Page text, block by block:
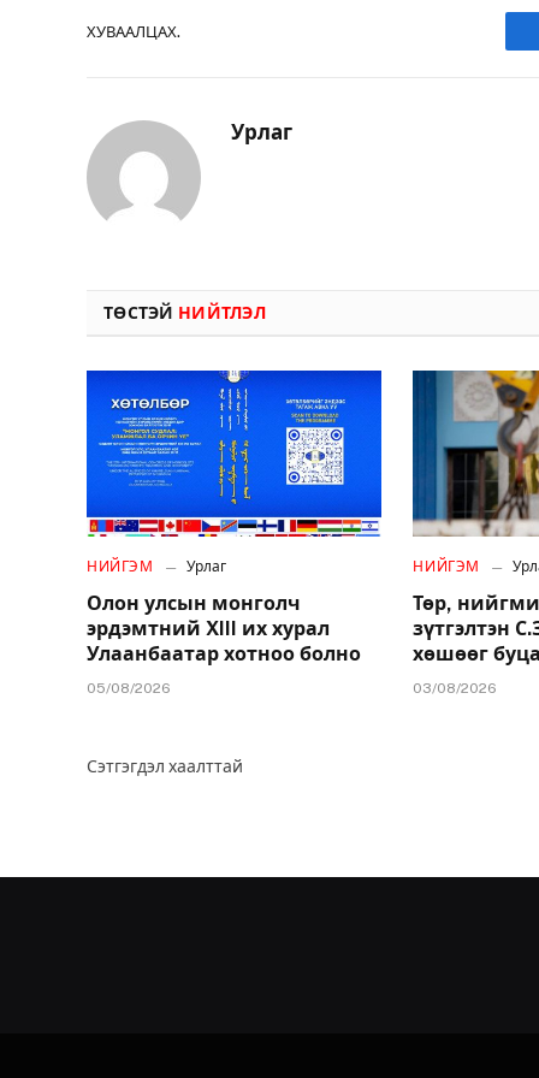
ХУВААЛЦАХ.
Урлаг
ТӨСТЭЙ НИЙТЛЭЛ
НИЙГЭМ Урлаг
Олон улсын монголч
эрдэмтний XIII их хурал
Улаанбаатар хотноо болно
05/08/2026
НИЙГЭМ
Төр,
зүтгэлтэн
хөшөөг
03/08/2026
Сэтгэгдэл хаалттай